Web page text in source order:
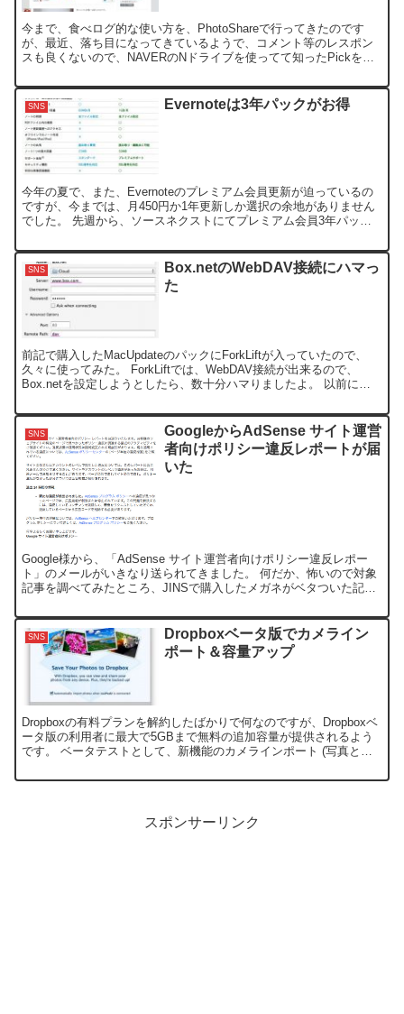
今まで、食べログ的な使い方を、PhotoShareで行ってきたのです
が、最近、落ち目になってきているようで、コメント等のレスポン
スも良くないので、NAVERのNドライブを使ってて知ったPickを試
SNS Evernoteは3年パックがお得
今年の夏で、また、Evernoteのプレミアム会員更新が迫っているの
ですが、今までは、月450円か1年更新しか選択の余地がありません
でした。 先週から、ソースネクストにてプレミアム会員3年パック
SNS
Box.netのWebDAV接続にハマっ
た
前記で購入したMacUpdateのパックにForkLiftが入っていたので、
久々に使ってみた。 ForkLiftでは、WebDAV接続が出来るので、
Box.netを設定しようとしたら、数十分ハマりましたよ。 以前に作
SNS
GoogleからAdSense サイト運営
者向けポリシー違反レポートが届
いた
Google様から、「AdSense サイト運営者向けポリシー違反レポー
ト」のメールがいきなり送られてきました。 何だか、怖いので対象
記事を調べてみたところ、JINSで購入したメガネがベタついた記事
SNS
Dropboxベータ版でカメライン
ポート＆容量アップ
Dropboxの有料プランを解約したばかりで何なのですが、Dropboxベ
ータ版の利用者に最大で5GBまで無料の追加容量が提供されるよう
です。 ベータテストとして、新機能のカメラインポート (写真とビ
スポンサーリンク